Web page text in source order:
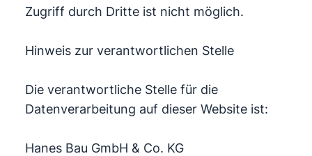
Zugriff durch Dritte ist nicht möglich.
Hinweis zur verantwortlichen Stelle
Die verantwortliche Stelle für die
Datenverarbeitung auf dieser Website ist:
Hanes Bau GmbH & Co. KG